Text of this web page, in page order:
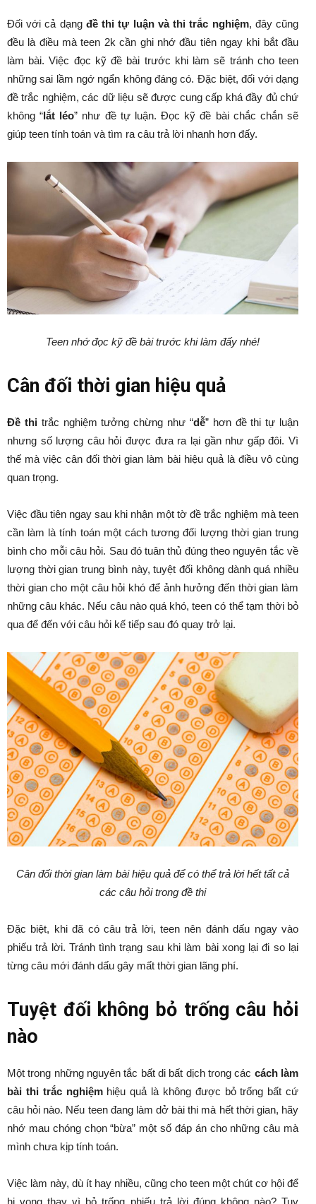
Đối với cả dạng đề thi tự luận và thi trắc nghiệm, đây cũng
đều là điều mà teen 2k cần ghi nhớ đầu tiên ngay khi bắt đầu
làm bài. Việc đọc kỹ đề bài trước khi làm sẽ tránh cho teen
những sai lầm ngớ ngẩn không đáng có. Đặc biệt, đối với dạng
đề trắc nghiệm, các dữ liệu sẽ được cung cấp khá đầy đủ chứ
không “lắt léo” như đề tự luận. Đọc kỹ đề bài chắc chắn sẽ
giúp teen tính toán và tìm ra câu trả lời nhanh hơn đấy.
Teen nhớ đọc kỹ đề bài trước khi làm đấy nhé!
Cân đối thời gian hiệu quả
Đề thitrắc nghiệm tưởng chừng như “dễ” hơn đề thi tự luận
nhưng số lượng câu hỏi được đưa ra lại gần như gấp đôi. Vì
thế mà việc cân đối thời gian làm bài hiệu quả là điều vô cùng
quan trọng.
Việc đầu tiên ngay sau khi nhận một tờ đề trắc nghiệm mà teen
cần làm là tính toán một cách tương đối lượng thời gian trung
bình cho mỗi câu hỏi. Sau đó tuân thủ đúng theo nguyên tắc về
lượng thời gian trung bình này, tuyệt đối không dành quá nhiều
thời gian cho một câu hỏi khó để ảnh hưởng đến thời gian làm
những câu khác. Nếu câu nào quá khó, teen có thể tạm thời bỏ
qua để đến với câu hỏi kế tiếp sau đó quay trở lại.
Cân đối thời gian làm bài hiệu quả để có thể trả lời hết tất cả
các câu hỏi trong đề thi
Đặc biệt, khi đã có câu trả lời, teen nên đánh dấu ngay vào
phiếu trả lời. Tránh tình trạng sau khi làm bài xong lại đi so lại
từng câu mới đánh dấu gây mất thời gian lãng phí.
Tuyệt đối không bỏ trống câu hỏi
nào
Một trong những nguyên tắc bất di bất dịch trong các cách làm
bài thi trắc nghiệm hiệu quả là không được bỏ trống bất cứ
câu hỏi nào. Nếu teen đang làm dở bài thi mà hết thời gian, hãy
nhớ mau chóng chọn “bừa” một số đáp án cho những câu mà
mình chưa kịp tính toán.
Việc làm này, dù ít hay nhiều, cũng cho teen một chút cơ hội để
hi vọng thay vì bỏ trống phiếu trả lời đúng không nào? Tuy